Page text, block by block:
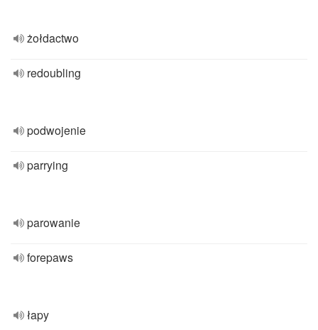
żołdactwo
redoubling
podwojenie
parrying
parowanie
forepaws
łapy